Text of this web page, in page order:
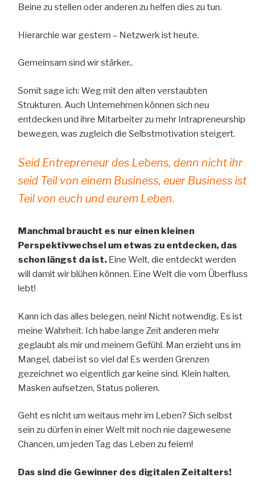
Beine zu stellen oder anderen zu helfen dies zu tun.
Hierarchie war gestern – Netzwerk ist heute.
Gemeinsam sind wir stärker..
Somit sage ich: Weg mit den alten verstaubten
Strukturen. Auch Unternehmen können sich neu
entdecken und ihre Mitarbeiter zu mehr Intrapreneurship
bewegen, was zugleich die Selbstmotivation steigert.
Seid Entrepreneur des Lebens, denn nicht ihr
seid Teil von einem Business, euer Business ist
Teil von euch und eurem Leben.
Manchmal braucht es nur einen kleinen
Perspektivwechsel um etwas zu entdecken, das
schon längst da ist. Eine Welt, die entdeckt werden
will damit wir blühen können. Eine Welt die vom Überfluss
lebt!
Kann ich das alles belegen, nein! Nicht notwendig. Es ist
meine Wahrheit. Ich habe lange Zeit anderen mehr
geglaubt als mir und meinem Gefühl. Man erzieht uns im
Mangel, dabei ist so viel da! Es werden Grenzen
gezeichnet wo eigentlich gar keine sind. Klein halten,
Masken aufsetzen, Status polieren.
Geht es nicht um weitaus mehr im Leben? Sich selbst
sein zu dürfen in einer Welt mit noch nie dagewesene
Chancen, um jeden Tag das Leben zu feiern!
Das sind die Gewinner des digitalen Zeitalters!